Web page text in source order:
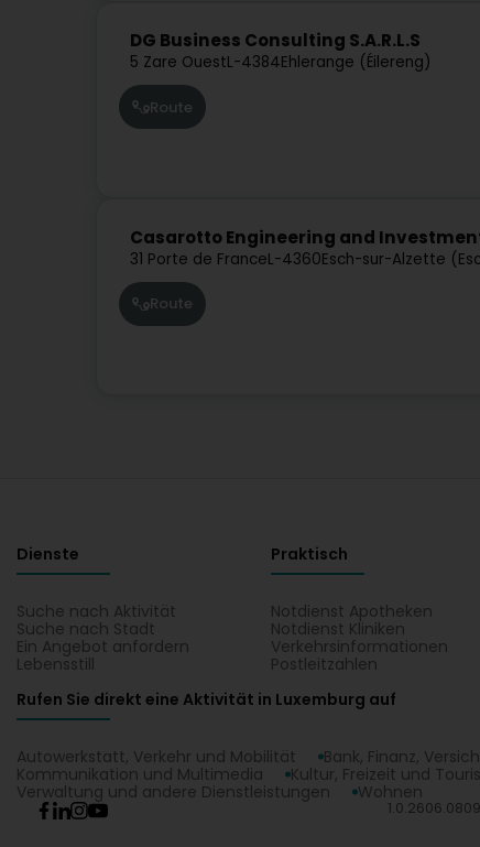
DG Business Consulting S.A.R.L.S
5 Zare OuestL-4384Ehlerange (Éilereng)
Route
Casarotto Engineering and
31 Porte de FranceL-4360Esch-sur-Alzette
Route
Dienste
Suche nach Aktivität
Suche nach Stadt
Ein Angebot anfordern
Lebensstill
Praktisch
Notdienst Apotheken
Notdienst Kliniken
Verkehrsinformationen
Postleitzahlen
Rufen Sie direkt eine Aktivität in Luxemburg auf
Autowerkstatt, Verkehr und Mobilität Bank, Finanz,
Kommunikation und Multimedia
Kultur, Freizeit und
Verwaltung und andere Dienstleistungen
Wohnen
1.0.2606.0809